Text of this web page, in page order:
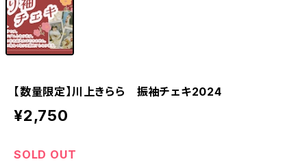
【数量限定】川上きらら 振袖チェキ2024
¥2,750
SOLD OUT